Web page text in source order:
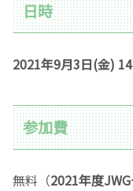
日時
2021年9月3日(金)
参加費
無料（2021年度